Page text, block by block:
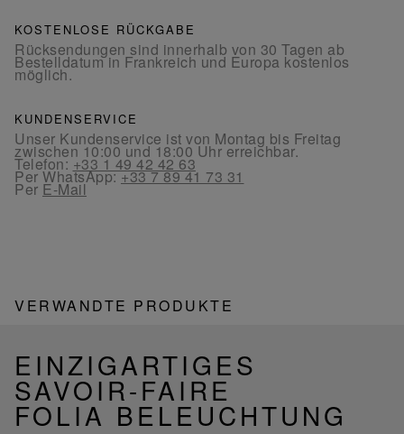
KOSTENLOSE RÜCKGABE
Rücksendungen sind innerhalb von 30 Tagen ab
Bestelldatum in Frankreich und Europa kostenlos
möglich.
KUNDENSERVICE
Unser Kundenservice ist von Montag bis Freitag
zwischen 10:00 und 18:00 Uhr erreichbar.
Telefon:+33 1 49 42 42 63
Per WhatsApp:+33 7 89 41 73 31
Per E-Mail
VERWANDTE PRODUKTE
EINZIGARTIGES
SAVOIR-FAIRE
FOLIA BELEUCHTUNG